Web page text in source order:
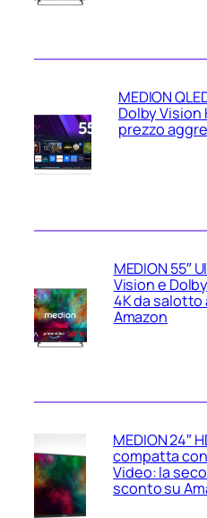
MEDION
Dolby Vision
prezzo
MEDION 55″
Vision e
4K da salotto
Amazon
MEDION 24″
compatta con
Video: la
sconto su